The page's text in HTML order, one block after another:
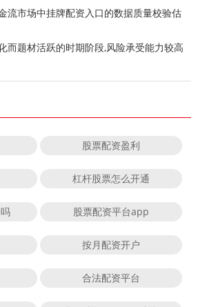
流市场中挂牌配资入口的数据质量校验估
而题材活跃的时期阶段,风险承受能力较高
股票配资盈利
杠杆股票怎么开通
股票配资平台app
按月配资开户
合法配资平台